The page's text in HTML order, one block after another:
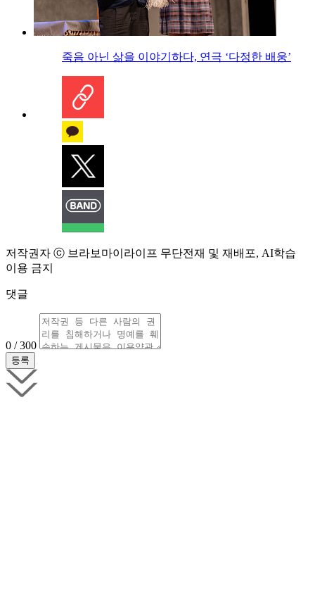
죽음 아닌 삶을 이야기하다, 연극 ‘다정한 배웅’
저작권자 ⓒ 브라보마이라이프 무단전재 및 재배포, AI학습
이용 금지
댓글
0 / 300